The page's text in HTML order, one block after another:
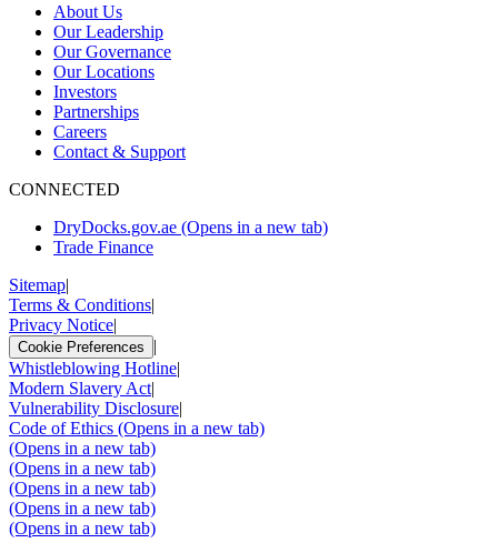
About Us
Our Leadership
Our Governance
Our Locations
Investors
Partnerships
Careers
Contact & Support
CONNECTED
DryDocks.gov.ae (Opens in a new tab)
Trade Finance
Sitemap|
Terms & Conditions|
Privacy Notice|
Cookie Preferences
|
Whistleblowing Hotline|
Modern Slavery Act|
Vulnerability Disclosure|
Code of Ethics (Opens in a new tab)
(Opens in a new tab)
(Opens in a new tab)
(Opens in a new tab)
(Opens in a new tab)
(Opens in a new tab)